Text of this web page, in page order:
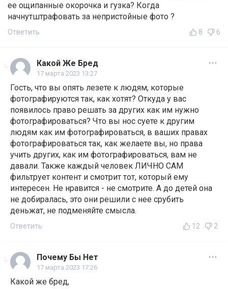
ее ощипанные окорочка и гузка? Когда
начнутштрафовать за непристойные фото ?
Ответить 8 6
Какой Же Бред
17 марта 2023 13:27
Гость, что вы опять лезете к людям, которые
фотографируются так, как хотят? Откуда у вас
появилось право решать за других как им нужно
фотографироваться? Что вы нос суете к другим
людям как им фотографироваться, в ваших правах
фотографироваться так, как желаете вы, но права
учить других, как им фотографироваться, вам не
давали. Также каждый человек ЛИЧНО САМ
фильтрует контент и смотрит тот, который ему
интересен. Не нравится - не смотрите. А до детей она
не добиралась, это они решили с нее срубить
деньжат, не подменяйте смысла.
Ответить 12 2
Почему Бы Нет
17 марта 2023 17:26
Какой же бред,